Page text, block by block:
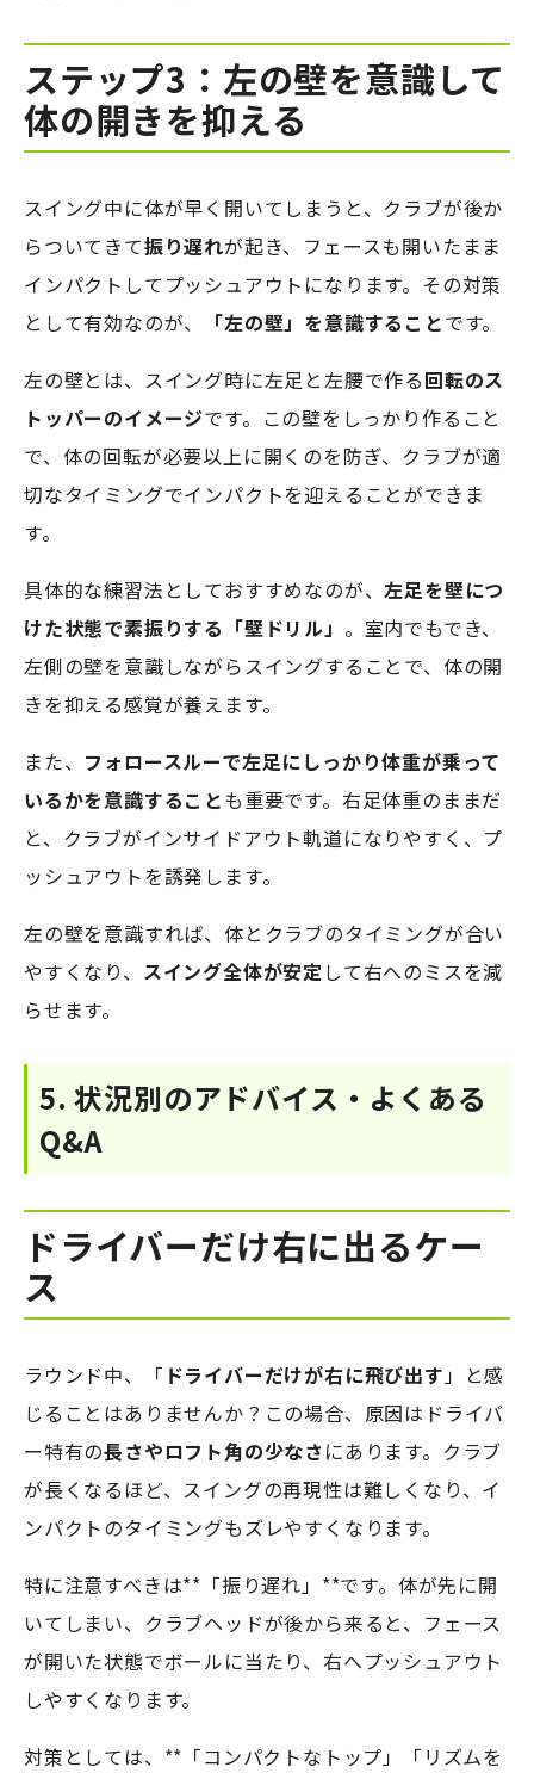
ステップ3：左の壁を意識して
体の開きを抑える
スイング中に体が早く開いてしまうと、クラブが後か
らついてきて振り遅れが起き、フェースも開いたまま
インパクトしてプッシュアウトになります。その対策
として有効なのが、
「左の壁」を意識することです。
左の壁とは、スイング時に左足と左腰で作る回転のス
トッパーのイメージです。この壁をしっかり作ること
で、体の回転が必要以上に開くのを防ぎ、クラブが適
切なタイミングでインパクトを迎えることができま
す。
具体的な練習法としておすすめなのが、左足を壁につ
けた状態で素振りする「壁ドリル」 。室内でもでき、
左側の壁を意識しながらスイングすることで、体の開
きを抑える感覚が養えます。
また、 フォロースルーで左足にしっかり体重が乗って
いるかを意識することも重要です。右足体重のままだ
と、クラブがインサイドアウト軌道になりやすく、プ
ッシュアウトを誘発します。
左の壁を意識すれば、体とクラブのタイミングが合い
やすくなり、 スイング全体が安定して右へのミスを減
らせます。
5. 状況別のアドバイス・よくある
Q&A
ドライバーだけ右に出るケー
ス
ラウンド中、「 ドライバーだけが右に飛び出す」と感
じることはありませんか？この場合、原因はドライバ
ー特有の長さやロフト角の少なさにあります。クラブ
が長くなるほど、スイングの再現性は難しくなり、イ
ンパクトのタイミングもズレやすくなります。
特に注意すべきは**「振り遅れ」**です。体が先に開
いてしまい、クラブヘッドが後から来ると、フェース
が開いた状態でボールに当たり、右へプッシュアウト
しやすくなります。
対策としては、**「コンパクトなトップ」「リズムを